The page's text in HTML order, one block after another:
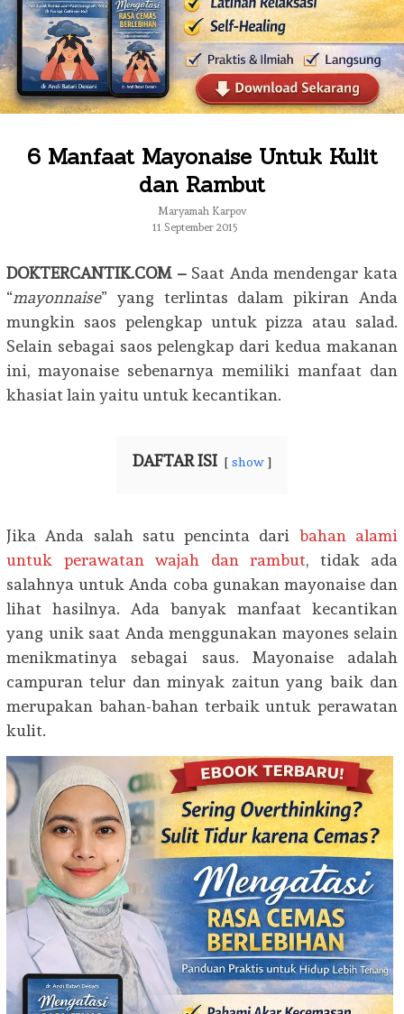
6 Manfaat Mayonaise Untuk Kulit
dan Rambut
Maryamah Karpov
11 September 2015
DOKTERCANTIK.COM –Saat Anda mendengar kata
“mayonnaise” yang terlintas dalam pikiran Anda
mungkin saos pelengkap untuk pizza atau salad.
Selain sebagai saos pelengkap dari kedua makanan
ini, mayonaise sebenarnya memiliki manfaat dan
khasiat lain yaitu untuk kecantikan.
DAFTAR ISI show
Jika Anda salah satu pencinta dari bahan alami
untuk perawatan wajah dan rambut, tidak ada
salahnya untuk Anda coba gunakan mayonaise dan
lihat hasilnya. Ada banyak manfaat kecantikan
yang unik saat Anda menggunakan mayones selain
menikmatinya sebagai saus. Mayonaise adalah
campuran telur dan minyak zaitun yang baik dan
merupakan bahan-bahan terbaik untuk perawatan
kulit.